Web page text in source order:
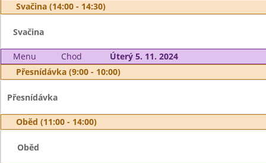
Svačina (14:00 - 14:30)
Svačina
Menu Chod
Úterý 5. 11. 2024
Přesnídávka (9:00 - 10:00)
Přesnídávka
Oběd (11:00 - 14:00)
Oběd